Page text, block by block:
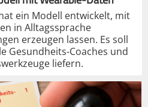
ein Modell entwickelt, mit
in Alltagssprache
erzeugen lassen. Es soll
Gesundheits-Coaches und
liefern.